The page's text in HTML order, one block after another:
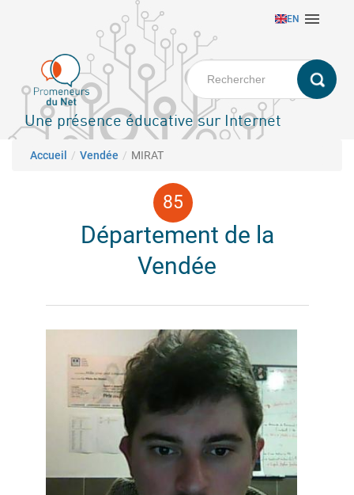
principal
EN 
Une présence éducative sur Internet
Fil d'Ariane
Accueil Vendée MIRAT
Département de la
Vendée